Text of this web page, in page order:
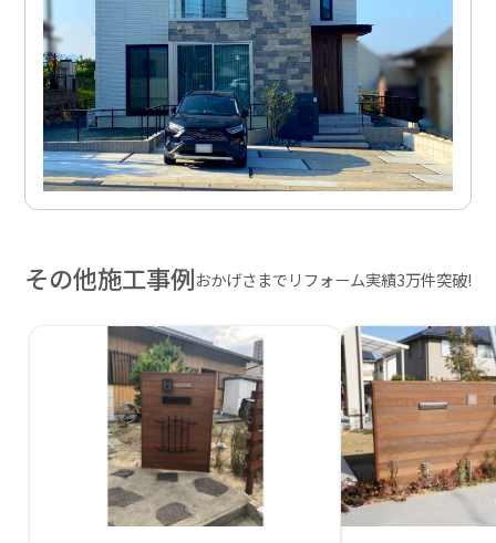
その他施工事例おかげさまでリフォーム実績3万件突破!